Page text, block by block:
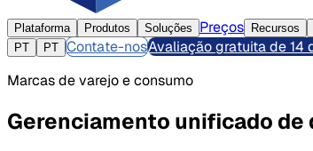
Plataforma Produtos Soluções Preços Recursos
PT
PT Contate-nosAvaliação gratuita de 14
Marcas de varejo e consumo
Gerenciamento unificado